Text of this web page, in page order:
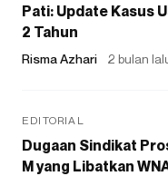
Pati: Update Kasus
2 Tahun
Risma Azhari 2 bulan
EDITORIAL
Dugaan Sindikat
M yang Libatkan